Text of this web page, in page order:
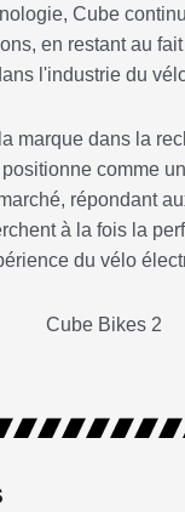
Cube
en restant au
l'industrie du
marque dans la
comme
répondant
à la fois la
du vélo